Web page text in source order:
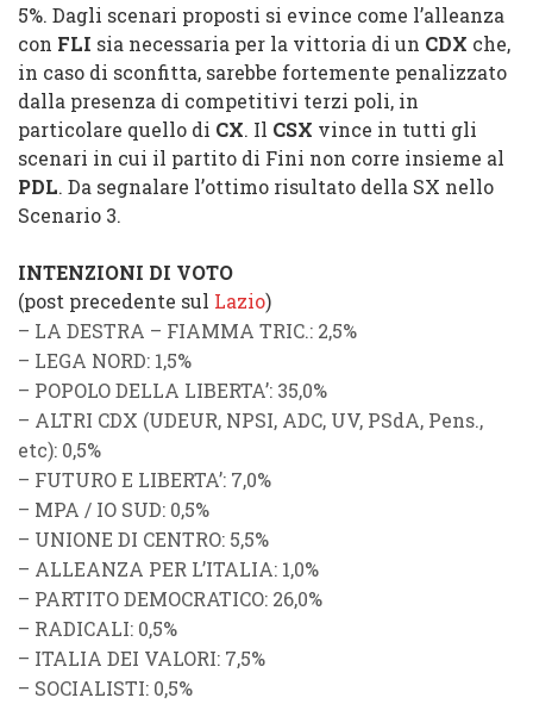
5%. Dagli scenari proposti si evince come l’alleanza
con FLI sia necessaria per la vittoria di un CDX che,
in caso di sconfitta, sarebbe fortemente penalizzato
dalla presenza di competitivi terzi poli, in
particolare quello di CX. Il CSX vince in tutti gli
scenari in cui il partito di Fini non corre insieme al
PDL. Da segnalare l’ottimo risultato della SX nello
Scenario 3.
INTENZIONI DI VOTO
(post precedente sul Lazio)
– LA DESTRA – FIAMMA TRIC.: 2,5%
– LEGA NORD: 1,5%
– POPOLO DELLA LIBERTA’: 35,0%
– ALTRI CDX (UDEUR, NPSI, ADC, UV, PSdA, Pens.,
etc): 0,5%
– FUTURO E LIBERTA’: 7,0%
– MPA / IO SUD: 0,5%
– UNIONE DI CENTRO: 5,5%
– ALLEANZA PER L’ITALIA: 1,0%
– PARTITO DEMOCRATICO: 26,0%
– RADICALI: 0,5%
– ITALIA DEI VALORI: 7,5%
– SOCIALISTI: 0,5%